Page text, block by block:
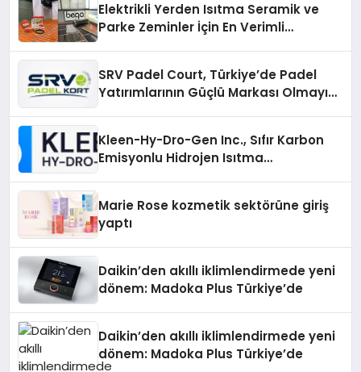
Elektrikli Yerden Isıtma Seramik ve
Parke Zeminler İçin En Verimli
SRV Padel Court, Türkiye’de Padel
Yatırımlarının Güçlü Markası Olmayı
Kleen-Hy-Dro-Gen Inc., Sıfır Karbon
Emisyonlu Hidrojen Isıtma
Marie Rose kozmetik sektörüne giriş
yaptı
Daikin’den akıllı iklimlendirmede yeni
dönem: Madoka Plus Türkiye’de
Daikin’den akıllı iklimlendirmede yeni
dönem: Madoka Plus Türkiye’de